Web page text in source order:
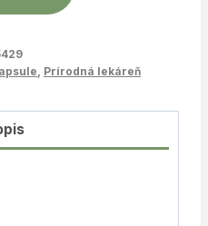
Prírodná lekáreň